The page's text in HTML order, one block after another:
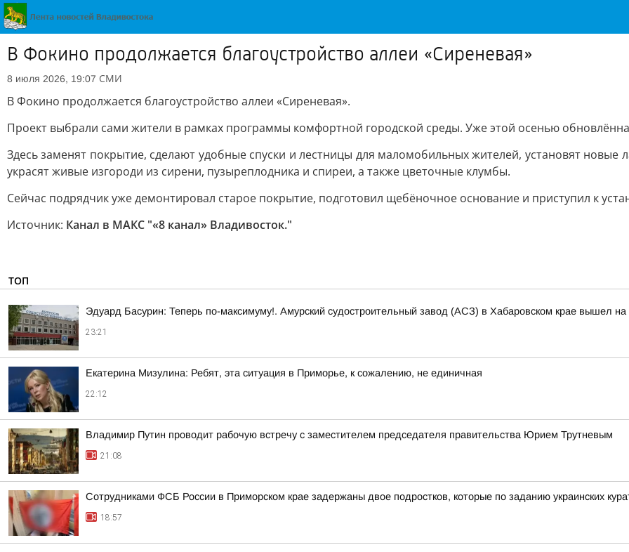
В Фокино продолжается благоустройство аллеи «Сиреневая»
8 июля 2026, 19:07 СМИ
В Фокино продолжается благоустройство аллеи «Сиреневая».
Проект выбрали сами жители в рамках программы комфортной городской среды. Уже этой осенью
Здесь заменят покрытие, сделают удобные спуски и лестницы для маломобильных жителей, установят
украсят живые изгороди из сирени, пузыреплодника и спиреи, а также цветочные клумбы.
Сейчас подрядчик уже демонтировал старое покрытие, подготовил щебёночное основание и приступил к
Источник: Канал в МАКС "«8 канал» Владивосток."
ТОП
Эдуард Басурин: Теперь по-максимуму!. Амурский судостроительный завод (АСЗ) в Хабаровском крае вышел на
23:21
Екатерина Мизулина: Ребят, эта ситуация в Приморье, к сожалению, не единичная
22:12
Владимир Путин проводит рабочую встречу с заместителем председателя правительства Юрием Трутневым
21:08
Сотрудниками ФСБ России в Приморском крае задержаны двое подростков, которые по заданию украинских
18:57